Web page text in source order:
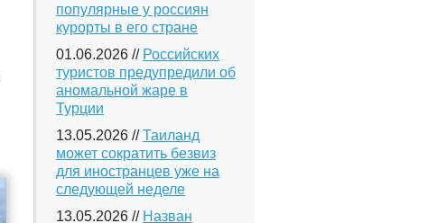
популярные у россиян
курорты в его стране
01.06.2026 // Российских
туристов предупредили об
аномальной жаре в
Турции
13.05.2026 //Таиланд
может сократить безвиз
для иностранцев уже на
следующей неделе
13.05.2026 // Назван